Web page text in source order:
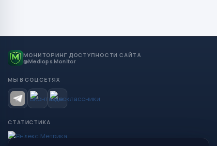
МОНИТОРИНГ ДОСТУПНОСТИ САЙТА
@Mediops Monitor
МЫ В СОЦСЕТЯХ
СТАТИСТИКА